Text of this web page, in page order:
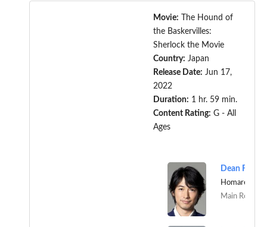
Movie:
The Hound of
the Baskervilles:
Sherlock the Movie
Country: Japan
Release Date: Jun 17,
2022
Duration: 1 hr. 59 min.
Content Rating: G - All
Ages
Dean
Homare
Main Role